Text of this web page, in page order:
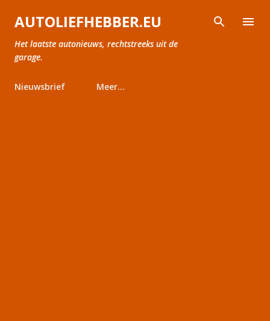
Doorgaan naar hoofdcontent
AUTOLIEFHEBBER.EU
Het laatste autonieuws, rechtstreeks uit de
garage.
Nieuwsbrief Meer…